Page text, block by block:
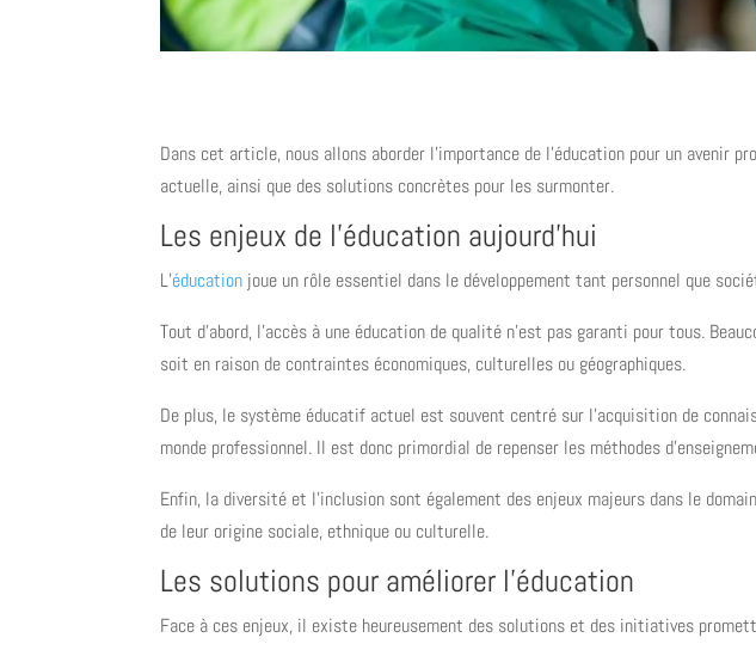
Dans cet article, nous allons aborder l’importance de l’éducation pour un avenir
actuelle, ainsi que des solutions concrètes pour les surmonter.
Les enjeux de l’éducation aujourd’hui
L’éducation joue un rôle essentiel dans le développement tant personnel que
Tout d’abord, l’accès à une éducation de qualité n’est pas garanti pour tous.
soit en raison de contraintes économiques, culturelles ou géographiques.
De plus, le système éducatif actuel est souvent centré sur l’acquisition de
monde professionnel. Il est donc primordial de repenser les méthodes
Enfin, la diversité et l’inclusion sont également des enjeux majeurs dans le
de leur origine sociale, ethnique ou culturelle.
Les solutions pour améliorer l’éducation
Face à ces enjeux, il existe heureusement des solutions et des initiatives